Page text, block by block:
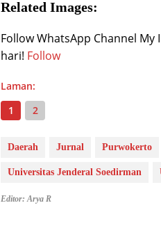
Related Images:
Follow WhatsApp Channel
hari! Follow
Laman:
1
2
Daerah Jurnal Purwokerto
Universitas Jenderal Soedirman
Editor: Arya R